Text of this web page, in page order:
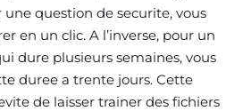
question de securite, vous
en un clic. A l’inverse, pour un
dure plusieurs semaines, vous
duree a trente jours. Cette
de laisser trainer des fichiers